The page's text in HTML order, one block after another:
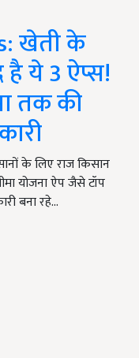
खेती के
ये 3 ऐप्स!
तक की
के लिए राज किसान
योजना ऐप जैसे टॉप
बना रहे…